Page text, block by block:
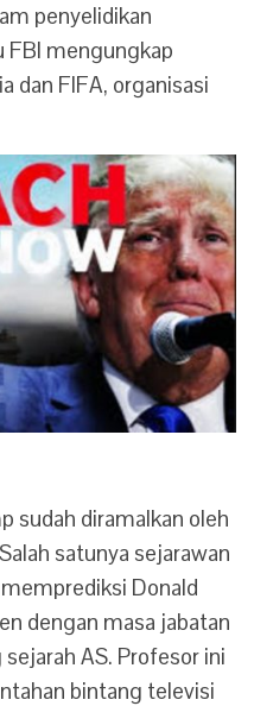
penyelidikan
mengungkap
dan FIFA, organisasi
sudah diramalkan oleh
satunya sejarawan
Donald
dengan masa jabatan
AS. Profesor ini
bintang televisi